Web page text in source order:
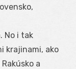
No i tak
krajinami, ako
a